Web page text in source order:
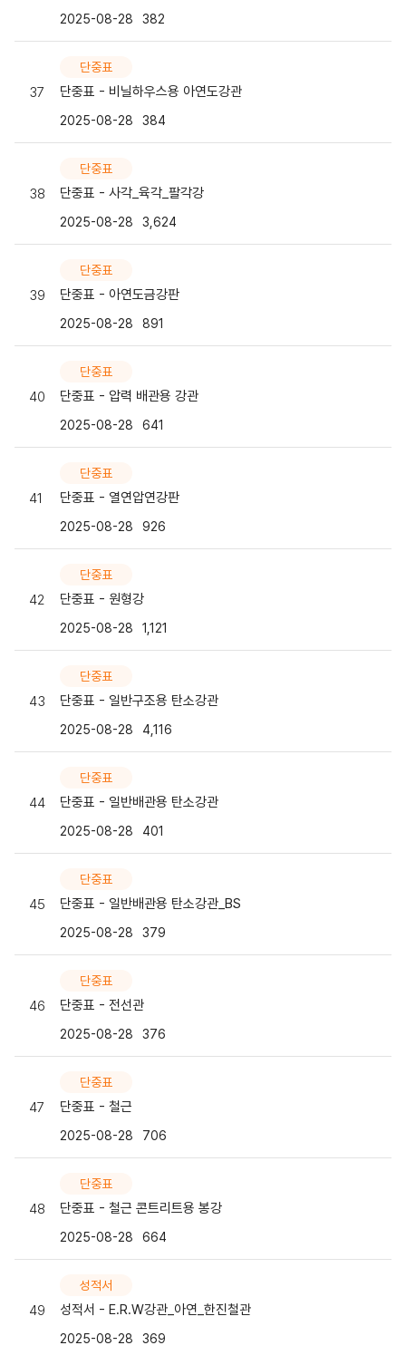
2025-08-28 382
37
단중표
단중표 - 비닐하우스용 아연도강관
2025-08-28 384
38
단중표
단중표 - 사각_육각_팔각강
2025-08-28 3,624
39
단중표
단중표 - 아연도금강판
2025-08-28 891
40
단중표
단중표 - 압력 배관용 강관
2025-08-28 641
41
단중표
단중표 - 열연압연강판
2025-08-28 926
42
단중표
단중표 - 원형강
2025-08-28 1,121
43
단중표
단중표 - 일반구조용 탄소강관
2025-08-28 4,116
44
단중표
단중표 - 일반배관용 탄소강관
2025-08-28 401
45
단중표
단중표 - 일반배관용 탄소강관_BS
2025-08-28 379
46
단중표
단중표 - 전선관
2025-08-28 376
47
단중표
단중표 - 철근
2025-08-28 706
48
단중표
단중표 - 철근 콘트리트용 봉강
2025-08-28 664
49
성적서
성적서 - E.R.W강관_아연_한진철관
2025-08-28 369